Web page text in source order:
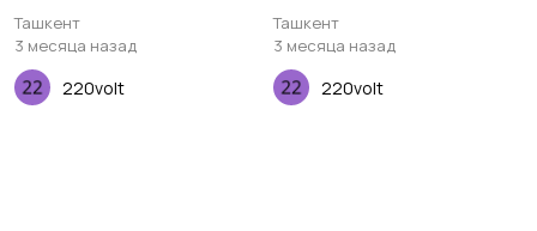
1WZB - 370
Ташкент
3 месяца назад
220volt
Ташкент
3 месяца назад
220volt